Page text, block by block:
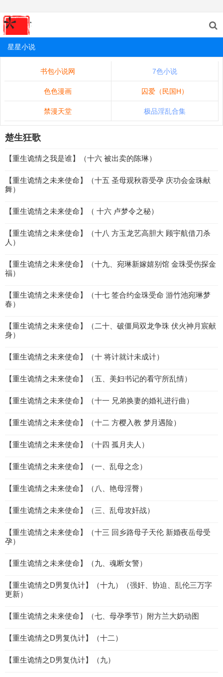
星星小说
书包小说网 7色小说
色色漫画 囚爱（民国H）
禁漫天堂 极品淫乱合集
楚生狂歌
【重生诡情之我是谁】（十六 被出卖的陈琳）
【重生诡情之未来使命】（十五 圣母观秋蓉受孕 庆功会金珠献
舞）
【重生诡情之未来使命】（ 十六 卢梦令之秘）
【重生诡情之未来使命】（十八 方玉龙艺高胆大 顾宇航借刀杀
人）
【重生诡情之未来使命】（十九、宛琳新嫁嬉别馆 金珠受伤探金
福）
【重生诡情之未来使命】（十七 签合约金珠受命 游竹池宛琳梦
春）
【重生诡情之未来使命】（二十、破僵局双龙争珠 伏火神月宸献
身）
【重生诡情之未来使命】（十 将计就计未成计）
【重生诡情之未来使命】（五、美妇书记的看守所乱情）
【重生诡情之未来使命】（十一 兄弟换妻的婚礼进行曲）
【重生诡情之未来使命】（十二 方樱入教 梦月遇险）
【重生诡情之未来使命】（十四 孤月夫人）
【重生诡情之未来使命】（一、乱母之念）
【重生诡情之未来使命】（八、艳母淫臀）
【重生诡情之未来使命】（三、乱母攻奸战）
【重生诡情之未来使命】（十三 回乡路母子天伦 新婚夜岳母受
孕）
【重生诡情之未来使命】（九、魂断女警）
【重生诡情之D男复仇计】（十九）（强奸、协迫、乱伦三万字
更新）
【重生诡情之未来使命】（七、母孕季节）附方兰大奶动图
【重生诡情之D男复仇计】（十二）
【重生诡情之D男复仇计】（九）